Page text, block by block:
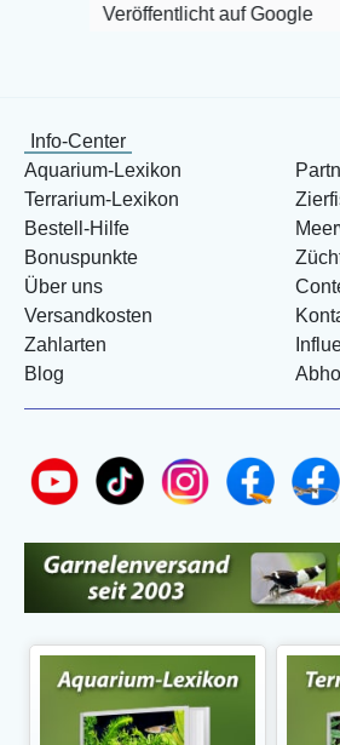
Veröffentlicht auf Google
Info-Center
Aquarium-Lexikon
Terrarium-Lexikon
Bestell-Hilfe
Bonuspunkte
Über uns
Versandkosten
Zahlarten
Blog